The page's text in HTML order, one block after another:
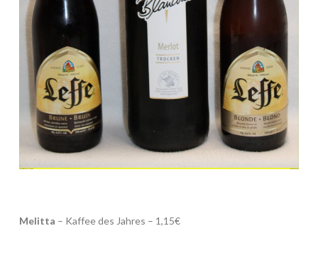
Melitta – Kaffee des Jahres – 1,15€